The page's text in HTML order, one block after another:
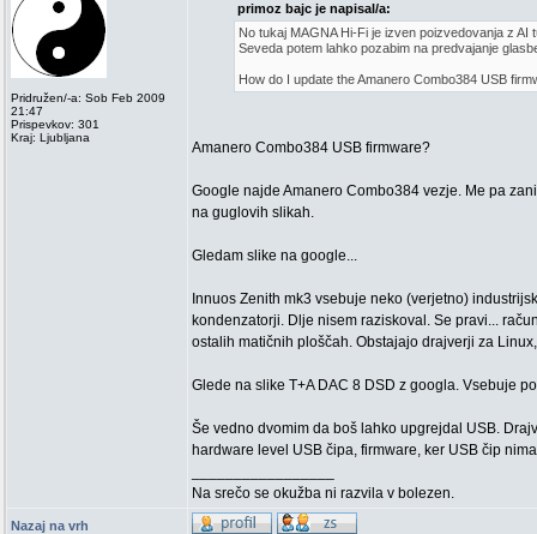
Pridružen/-a: Sob Feb 2009
21:47
Prispevkov: 301
Kraj: Ljubljana
primoz bajc je napisal/a:
No tukaj MAGNA Hi-Fi je izven poizvedovanja z
Seveda potem lahko pozabim na predvajanje
How do I update the Amanero Combo384 USB
Amanero Combo384 USB firmware?
Google najde Amanero Combo384 vezje. Me pa
na guglovih slikah.
Gledam slike na google...
Innuos Zenith mk3 vsebuje neko (verjetno)
kondenzatorji. Dlje nisem raziskoval. Se pravi...
ostalih matičnih ploščah. Obstajajo drajverji za
Glede na slike T+A DAC 8 DSD z googla. Vsebuje
Še vedno dvomim da boš lahko upgrejdal USB.
hardware level USB čipa, firmware, ker USB čip
Na srečo se okužba ni razvila v bolezen.
Nazaj na vrh